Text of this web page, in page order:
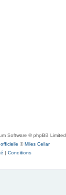
Software © phpBB Limited
©Miles Cellar
| Conditions